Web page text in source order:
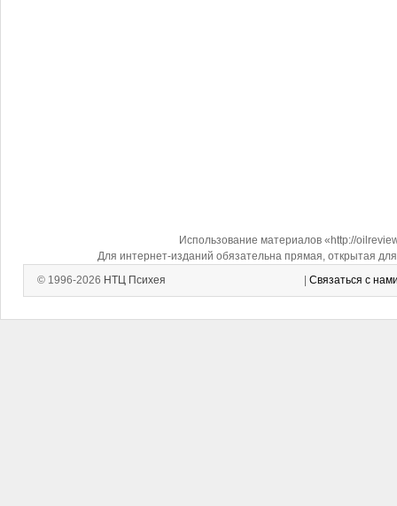
Использование материалов «http://
Для интернет-изданий обязательна прямая, открытая
© 1996-2026 НТЦ Психея Связаться с